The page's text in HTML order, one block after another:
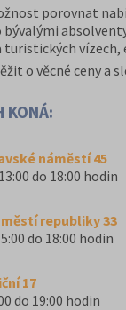
porovnat
turistických
o věcné ceny a
KONÁ:
náměstí 45
do 18:00 hodin
republiky 33
do 18:00 hodin
17
do 19:00 hodin